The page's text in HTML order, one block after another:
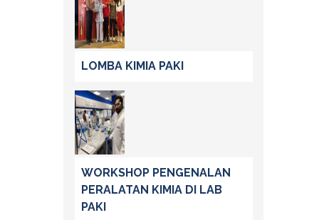
LOMBA KIMIA PAKI
WORKSHOP PENGENALAN
PERALATAN KIMIA DI LAB
PAKI